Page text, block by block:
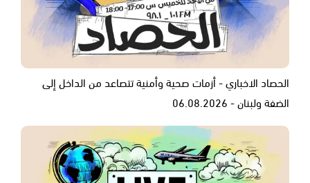
الحصاد الاخباري - أزمات صحية وأمنية تتصاعد من الداخل إلى
الضفة ولبنان - 06.08.2026